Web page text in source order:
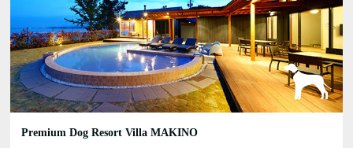
Premium Dog Resort Villa MAKINO